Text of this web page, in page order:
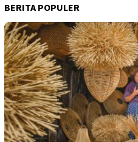
BERITA POPULER